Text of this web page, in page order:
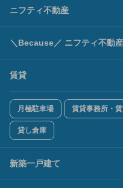
ニフティ不動産
＼Because／ ニフティ不動産
賃貸
月極駐車場 賃貸事務所・
貸し倉庫
新築一戸建て